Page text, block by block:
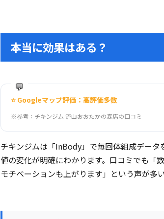
本当に効果はある？
⭐ Googleマップ評価：高評価多数
※参考：チキンジム 流山おおたかの森店の口コミ
チキンジムは「InBody」で毎回体組成データ
値の変化が明確にわかります。口コミでも「
モチベーションも上がります」という声が多い